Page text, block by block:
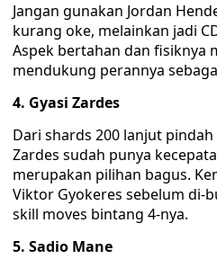
Jangan gunakan Jordan
kurang oke, melainkan jadi
Aspek bertahan dan fisiknya
mendukung perannya
4. Gyasi Zardes
Dari shards 200 lanjut pindah
Zardes sudah punya
merupakan pilihan bagus.
Viktor Gyokeres sebelum di-
skill moves bintang 4-nya.
5. Sadio Mane